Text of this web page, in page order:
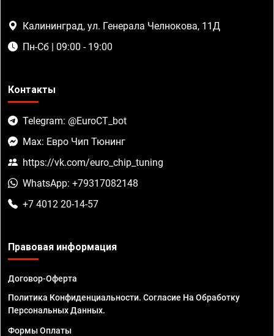
Калининград, ул. Генерала Челнокова, 11Д
Пн-Сб | 09:00 - 19:00
Контакты
Telegram: @EuroCT_bot
Max: Евро Чип Тюнинг
https://vk.com/euro_chip_tuning
WhatsApp: +79317082148
+7 4012 20-14-57
Правовая информация
Договор-Оферта
Политика Конфиденциальности. Согласие На Обработку
Персональных Данных.
Формы Оплаты